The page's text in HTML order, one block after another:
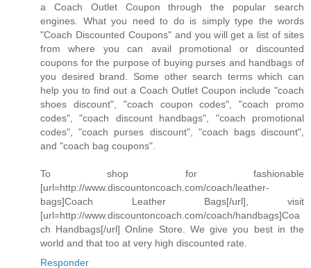
a Coach Outlet Coupon through the popular search
engines. What you need to do is simply type the words
"Coach Discounted Coupons" and you will get a list of sites
from where you can avail promotional or discounted
coupons for the purpose of buying purses and handbags of
you desired brand. Some other search terms which can
help you to find out a Coach Outlet Coupon include "coach
shoes discount", "coach coupon codes", "coach promo
codes", "coach discount handbags", "coach promotional
codes", "coach purses discount", "coach bags discount",
and "coach bag coupons".
To shop for fashionable
[url=http://www.discountoncoach.com/coach/leather-
bags]Coach Leather Bags[/url], visit
[url=http://www.discountoncoach.com/coach/handbags]Coa
ch Handbags[/url] Online Store. We give you best in the
world and that too at very high discounted rate.
Responder